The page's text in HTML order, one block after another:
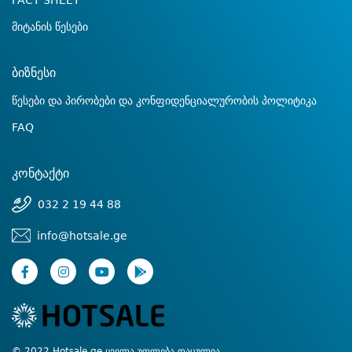
მიტანის წესები
ბიზნესი
წესები და პირობები და კონფიდენციალურობის პოლიტიკა
FAQ
კონტაქტი
032 2 19 44 88
info@hotsale.ge